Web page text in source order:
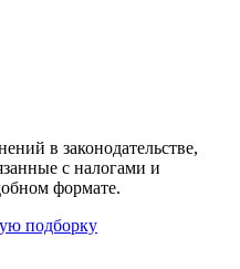
в законодательстве,
с налогами и
формате.
подборку